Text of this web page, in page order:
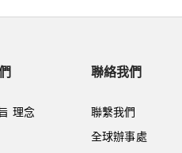
理念
聯絡我們
聯繫我們
全球辦事處